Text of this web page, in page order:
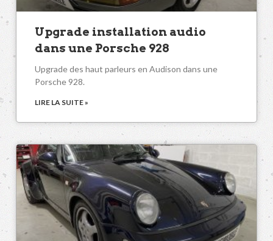
Upgrade installation audio
dans une Porsche 928
Upgrade des haut parleurs en Audison dans une
Porsche 928.
LIRE LA SUITE »